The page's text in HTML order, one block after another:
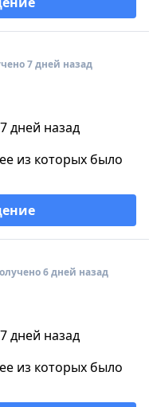
7 дней назад
дней назад
из которых было
6 дней назад
дней назад
из которых было